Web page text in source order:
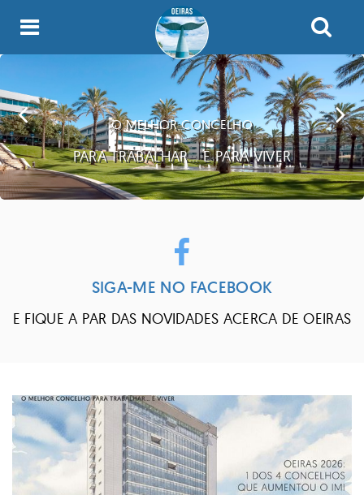
para
o
principal
QUEM SOU?
CONTACTOS
O MELHOR CONCELHO
PARA TRABALHAR... E PARA VIVER
SIGA-ME NO FACEBOOK
E FIQUE A PAR DAS NOVIDADES ACERCA DE OEIRAS